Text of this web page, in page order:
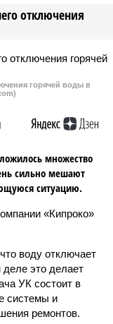
отключения
горячей воды в
множество
сильно мешают
ситуацию.
«Кипроко»
воду отключает
это делает
УК состоит в
системы и
ремонтов.